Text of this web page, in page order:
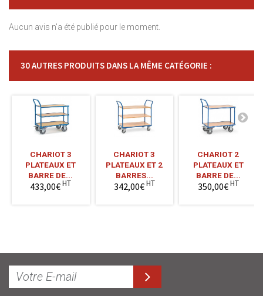
Aucun avis n'a été publié pour le moment.
30 AUTRES PRODUITS DANS LA MÊME CATÉGORIE :
CHARIOT 3
PLATEAUX ET
BARRE DE...
433,00€HT
CHARIOT 3
PLATEAUX ET 2
BARRES...
342,00€HT
CHARIOT 2
PLATEAUX ET
BARRE DE...
350,00€HT